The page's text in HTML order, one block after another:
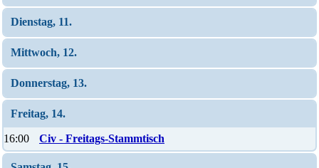
Dienstag, 11.
Mittwoch, 12.
Donnerstag, 13.
Freitag, 14.
16:00 Civ - Freitags-Stammtisch